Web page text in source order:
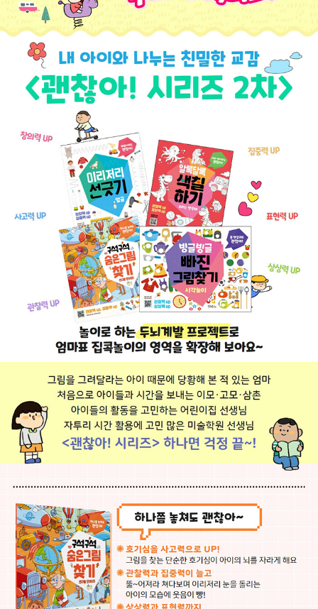
시리즈 3차 - 알쏭달쏭 그림자찾기, 찰칵찰칵 다른그림찾기, 어질어
질 미로찾기>등을 통해 집과 학교에서 하루 10분 학습 혁명을 일으
키고 있습니다.